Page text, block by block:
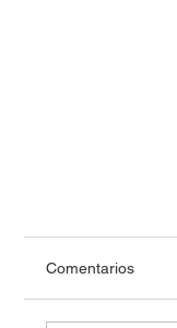
Comentarios